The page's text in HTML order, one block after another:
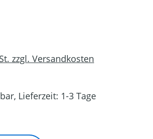
zzgl. Versandkosten
Lieferzeit: 1-3 Tage